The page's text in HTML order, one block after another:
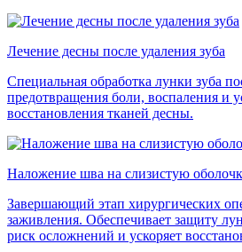
Лечение десны после удаления зуба
Специальная обработка лунки зуба
предотвращения боли, воспаления и
восстановления тканей десны.
Наложение шва на слизистую
Завершающий этап хирургических
заживления. Обеспечивает защиту
риск осложнений и ускоряет